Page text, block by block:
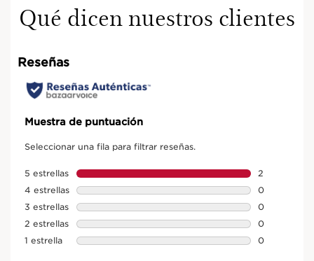
Qué dicen nuestros clientes